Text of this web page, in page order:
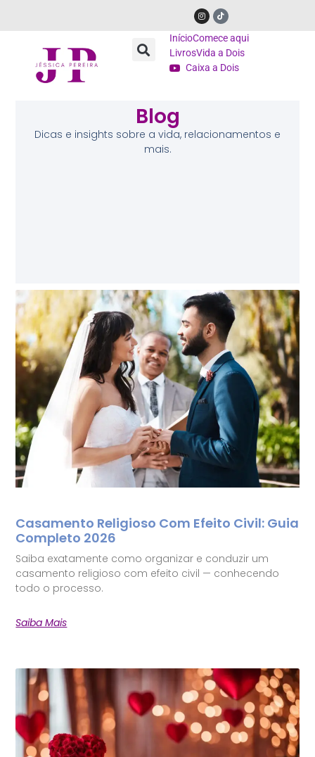
InícioComece aqui
LivrosVida a Dois
Caixa a Dois
Blog
Dicas e insights sobre a vida, relacionamentos e
mais.
Casamento Religioso Com Efeito Civil: Guia
Completo 2026
Saiba exatamente como organizar e conduzir um
casamento religioso com efeito civil — conhecendo
todo o processo.
Saiba Mais